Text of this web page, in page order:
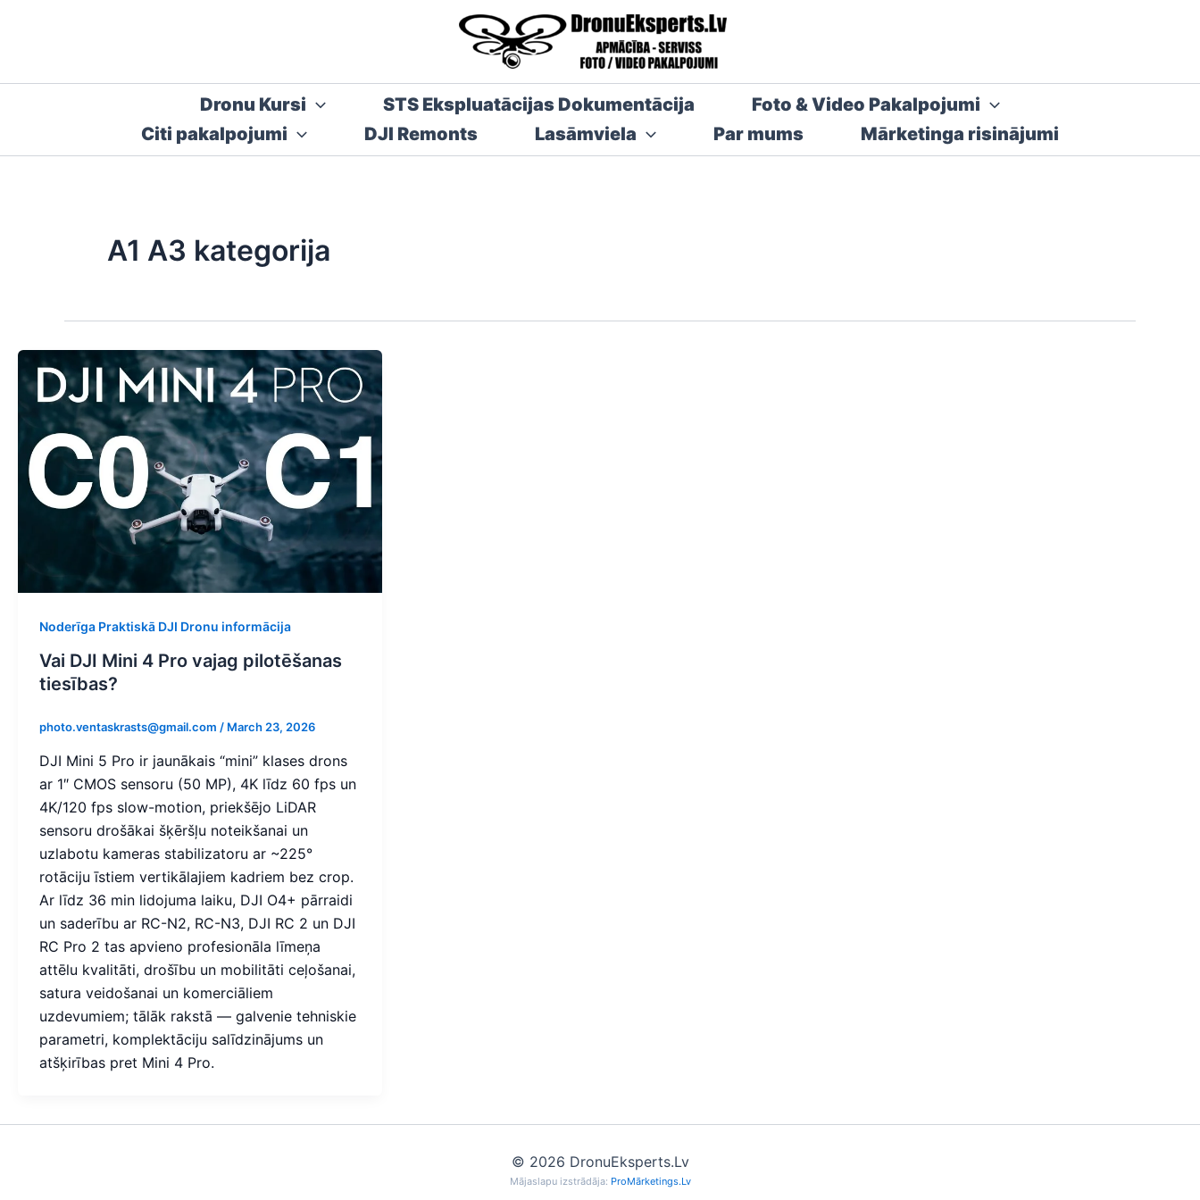
Dronu Kursi STS Ekspluatācijas Dokumentācija
Foto & Video Pakalpojumi
Citi pakalpojumi
DJI Remonts Lasāmviela Par mums Mārketinga risinājumi
A1 A3 kategorija
Noderīga Praktiskā DJI Dronu informācija
Vai DJI Mini 4 Pro vajag pilotēšanas
tiesības?​
photo.ventaskrasts@gmail.com / March 23, 2026
DJI Mini 5 Pro ir jaunākais “mini” klases drons
ar 1″ CMOS sensoru (50 MP), 4K līdz 60 fps un
4K/120 fps slow-motion, priekšējo LiDAR
sensoru drošākai šķēršļu noteikšanai un
uzlabotu kameras stabilizatoru ar ~225°
rotāciju īstiem vertikālajiem kadriem bez crop.
Ar līdz 36 min lidojuma laiku, DJI O4+ pārraidi
un saderību ar RC-N2, RC-N3, DJI RC 2 un DJI
RC Pro 2 tas apvieno profesionāla līmeņa
attēlu kvalitāti, drošību un mobilitāti ceļošanai,
satura veidošanai un komerciāliem
uzdevumiem; tālāk rakstā — galvenie tehniskie
parametri, komplektāciju salīdzinājums un
atšķirības pret Mini 4 Pro.
© 2026 DronuEksperts.Lv
Mājaslapu izstrādāja: ProMārketings.Lv